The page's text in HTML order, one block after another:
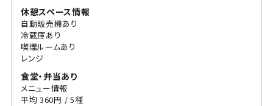
休憩スペース情報
自動販売機あり
冷蔵庫あり
喫煙ルームあり
レンジ
食堂・弁当あり
メニュー情報
平均 360円 / 5種